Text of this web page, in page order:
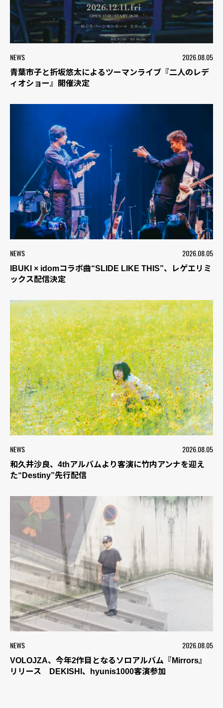
NEWS 2026.08.05
青葉市子と折坂悠太によるツーマンライブ『二人のレデ
ィオショー』開催決定
NEWS 2026.08.05
IBUKI × idomコラボ曲“SLIDE LIKE THIS”、レゲエリミ
ックス配信決定
NEWS 2026.08.05
和久井沙良、4thアルバムより客演に竹内アンナを迎え
た“Destiny”先行配信
NEWS 2026.08.05
VOLOJZA、今年2作目となるソロアルバム『Mirrors』
リリース DEKISHI、hyunis1000客演参加